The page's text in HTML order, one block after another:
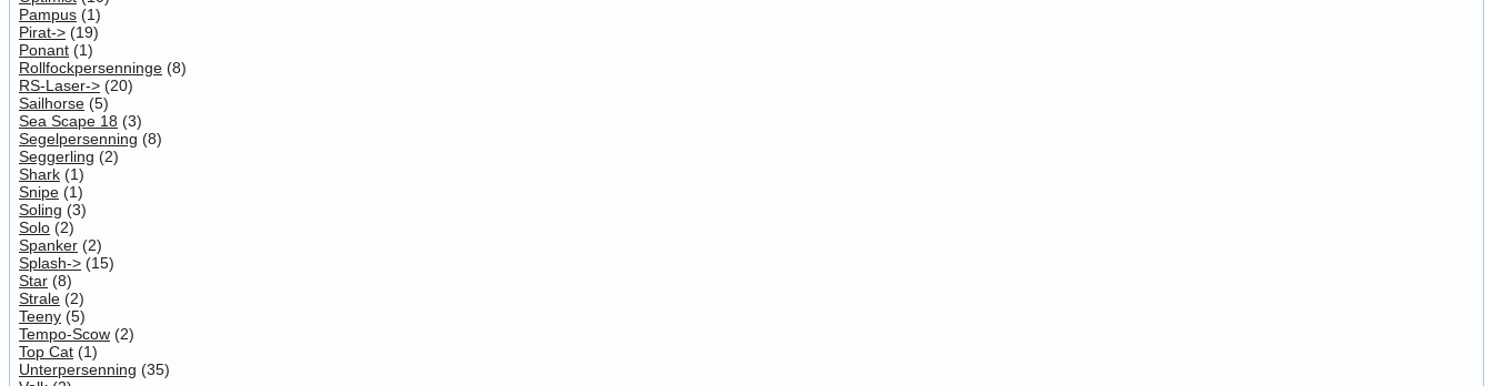
Pampus (1)
Pirat-> (19)
Ponant (1)
Rollfockpersenninge (8)
RS-Laser-> (20)
Sailhorse (5)
Sea Scape 18 (3)
Segelpersenning (8)
Seggerling (2)
Shark (1)
Snipe (1)
Soling (3)
Solo (2)
Spanker (2)
Splash-> (15)
Star (8)
Strale (2)
Teeny (5)
Tempo-Scow (2)
Top Cat (1)
Unterpersenning (35)